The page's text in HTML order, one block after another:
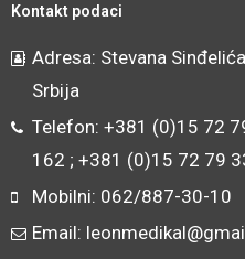
Kontakt podaci
Adresa: Stevana
Srbija
Telefon: +381 (0)15 72
162 ; +381 (0)15 72 79
Mobilni: 062/887-30-10
Email: